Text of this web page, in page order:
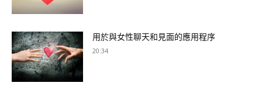
用於與女性聊天和見面的應用程序
20:34